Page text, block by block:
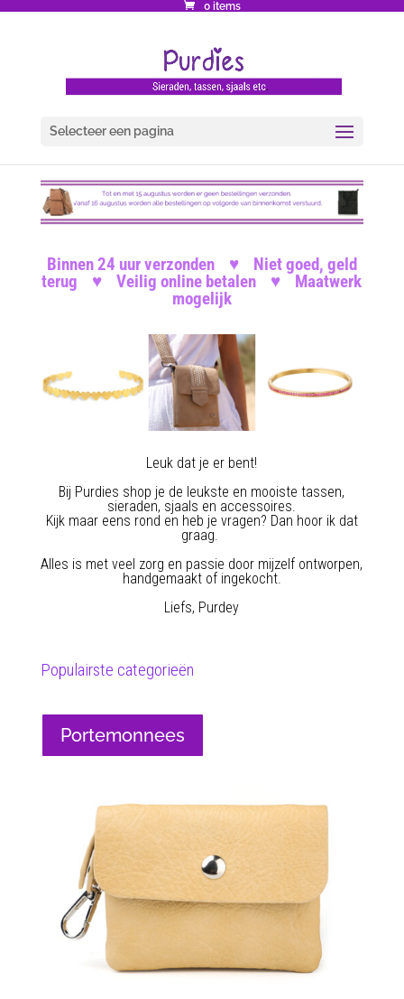
0 items
Selecteer een pagina
Binnen 24 uur verzonden ♥ Niet goed, geld
terug ♥ Veilig online betalen ♥ Maatwerk
mogelijk
Leuk dat je er bent!
Bij Purdies shop je de leukste en mooiste tassen,
sieraden, sjaals en accessoires.
Kijk maar eens rond en heb je vragen? Dan hoor ik dat
graag.
Alles is met veel zorg en passie door mijzelf ontworpen,
handgemaakt of ingekocht.
Liefs, Purdey
Populairste categorieën
Portemonnees